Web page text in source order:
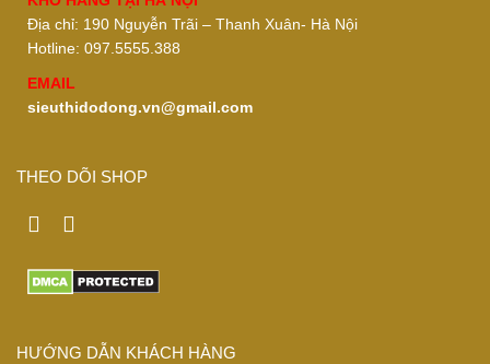
Địa chỉ: 190 Nguyễn Trãi – Thanh Xuân- Hà Nội
Hotline: 097.5555.388
EMAIL
sieuthidodong.vn@gmail.com
THEO DÕI SHOP
HƯỚNG DẪN KHÁCH HÀNG